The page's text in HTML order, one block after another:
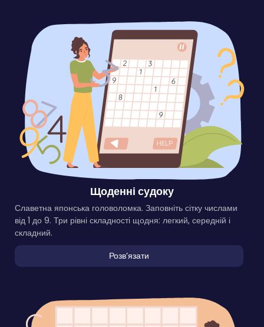
Щоденні судоку
Славетна японська головоломка. Заповніть сітку числами
від 1 до 9. Три рівні складності щодня: легкий, середній і
складний.
Розвʼязати